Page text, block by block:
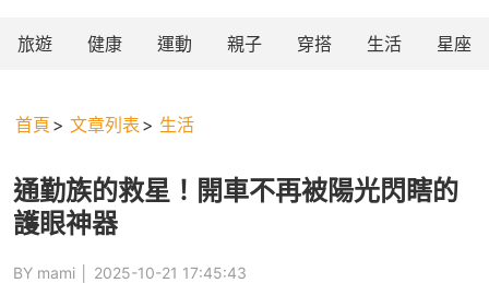
旅遊 健康 運動 親子 穿搭 生活 星座
首頁 文章列表 生活
通勤族的救星！開車不再被陽光閃瞎的
護眼神器
BY mami │ 2025-10-21 17:45:43